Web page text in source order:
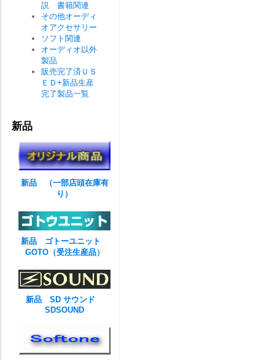
説 書籍関連
その他オーディ
オアクセサリー
ソフト関連
オーディオ以外
製品
販売完了済ＵＳ
ＥＤ+新品生産
完了製品一覧
新品
新品 （一部店頭在庫有
り）
新品 ゴトーユニット
GOTO（受注生産品）
新品 SD サウンド
SDSOUND